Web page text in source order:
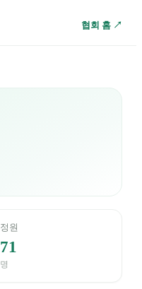
협회 홈 ↗
정원
71
명